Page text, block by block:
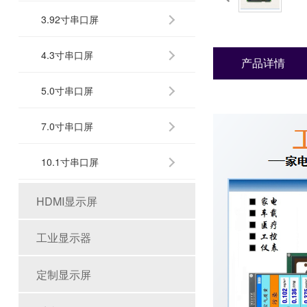
3.92寸串口屏
4.3寸串口屏
5.0寸串口屏
7.0寸串口屏
10.1寸串口屏
HDMI显示屏
工业显示器
定制显示屏
产品详情